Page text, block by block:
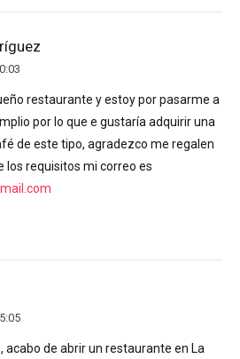
restaurante y estoy por pasarme a
por lo que e gustaría adquirir una
de este tipo, agradezco me regalen
los requisitos mi correo es
acabo de abrir un restaurante en La